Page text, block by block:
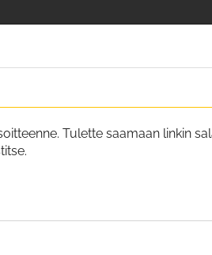
Tulette saamaan linkin